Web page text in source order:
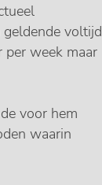
geldende voltijd
per week maar
voor hem
waarin